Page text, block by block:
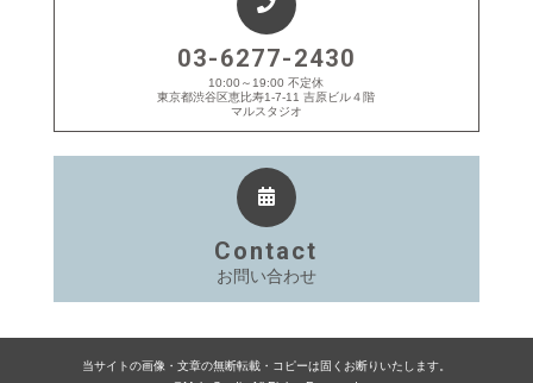
03-6277-2430
10:00～19:00 不定休
東京都渋谷区恵比寿1-7-11 吉原ビル４階
マルスタジオ
Contact
お問い合わせ
当サイトの画像・文章の無断転載・コピーは固くお断りいたします。